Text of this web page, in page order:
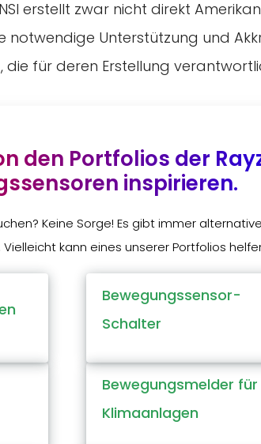
erstellt zwar nicht direkt
notwendige Unterstützung und
für deren Erstellung
den Portfolios der
inspirieren.
Keine Sorge! Es gibt immer
kann eines unserer Portfolios
Bewegungssensor-
Schalter
Bewegungsmelder für
Klimaanlagen